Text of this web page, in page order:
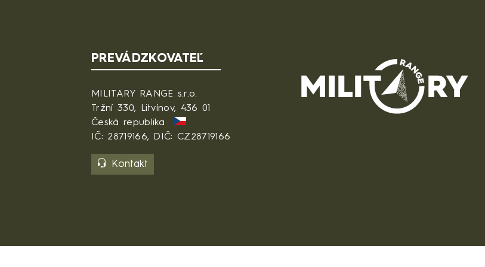
PREVÁDZKOVATEĽ
MILITARY RANGE s.r.o.
Tržní 330, Litvínov, 436 01
Česká republika
IČ: 28719166, DIČ: CZ28719166
Kontakt